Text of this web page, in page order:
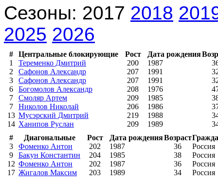
Сезоны: 2017 2018
2025 2026
# Центральные блокирующие Рост Дата рождения
1
Теременко Дмитрий 200 1987
2
Сафонов Александр 207 1991
3
Сафонов Александр 207 1991
6
Богомолов Александр 208 1976
7
Смоляр Артем 209 1985
7
Николов Николай 206 1986
13 Мусэрский Дмитрий 219 1988
14 Ханипов Руслан 209 1989
#
Диагональные Рост Дата рожденияВозраст
3
Фоменко Антон 202 1987 36
Россия
9
Бакун Константин 204 1985 38
Россия
12 Фоменко Антон 202 1987 36
Россия
17 Жигалов Максим 203 1989 34
Россия